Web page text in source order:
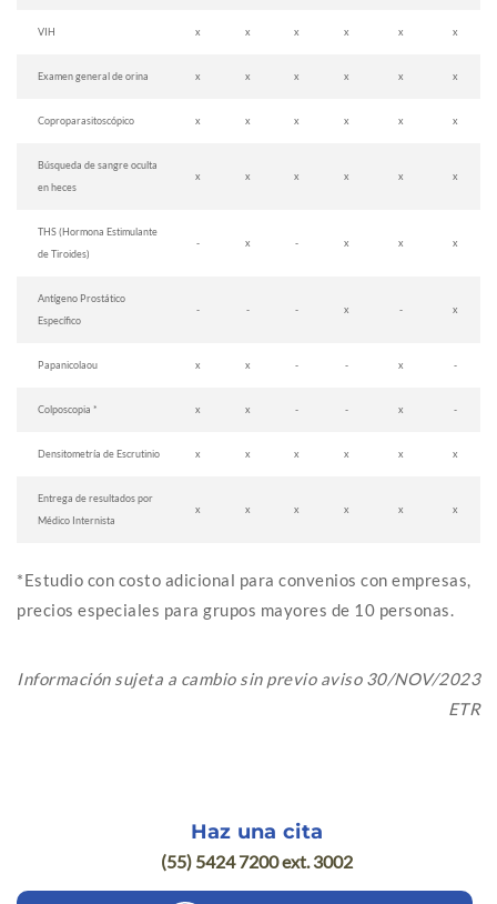
VIH x x x x x x
Examen general de orina x x x x x x
Coproparasitoscópico x x x x x x
Búsqueda de sangre oculta
en heces
x x x x x x
THS (Hormona Estimulante
de Tiroides)
- x - x x x
Antígeno Prostático
Específico
- - - x - x
Papanicolaou x x - - x -
Colposcopia * x x - - x -
Densitometría de Escrutinio x x x x x x
Entrega de resultados por
Médico Internista
x x x x x x
*Estudio con costo adicional para convenios con empresas,
precios especiales para grupos mayores de 10 personas.
Información sujeta a cambio sin previo aviso 30/NOV/2023
ETR
Haz una cita
(55) 5424 7200 ext. 3002